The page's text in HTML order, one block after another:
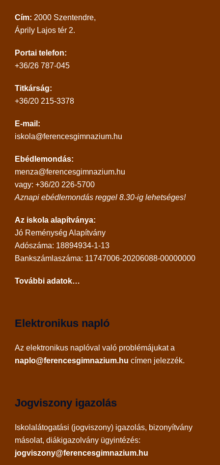
Cím: 2000 Szentendre,
Áprily Lajos tér 2.
Portai telefon:
+36/26 787-045
Titkárság:
+36/20 215-3378
E-mail:
iskola@ferencesgimnazium.hu
Ebédlemondás:
menza@ferencesgimnazium.hu
vagy: +36/20 226-5700
Aznapi ebédlemondás reggel 8.30-ig lehetséges!
Az iskola alapítványa:
Jó Reménység Alapítvány
Adószáma: 18894934-1-13
Bankszámlaszáma: 11747006-20206088-00000000
További adatok…
Elektronikus napló
Az elektronikus naplóval való problémájukat a
naplo@ferencesgimnazium.hu címen jelezzék.
Jogviszony igazolás
Iskolalátogatási (jogviszony) igazolás, bizonyítvány
másolat, diákigazolvány ügyintézés:
jogviszony@ferencesgimnazium.hu